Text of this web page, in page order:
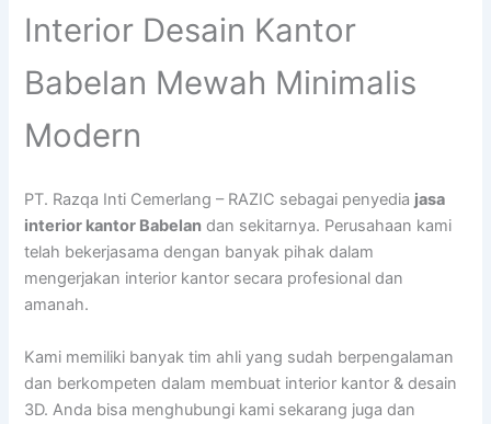
Interior Desain Kantor
Babelan Mewah Minimalis
Modern
PT. Razqa Inti Cemerlang – RAZIC sebagai penyedia jasa
interior kantor Babelan dan sekitarnya. Perusahaan kami
telah bekerjasama dengan banyak pihak dalam
mengerjakan interior kantor secara profesional dan
amanah.
Kami memiliki banyak tim ahli yang sudah berpengalaman
dan berkompeten dalam membuat interior kantor & desain
3D. Anda bisa menghubungi kami sekarang juga dan